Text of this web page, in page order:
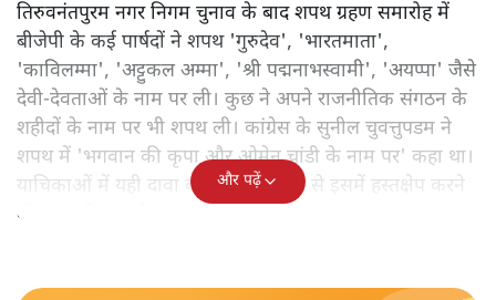
तिरुवनंतपुरम नगर निगम चुनाव के बाद शपथ ग्रहण समारोह में
बीजेपी के कई पार्षदों ने शपथ 'गुरुदेव', 'भारतमाता',
'काविलम्मा', 'अट्टुकल अम्मा', 'श्री पद्मनाभस्वामी', 'अयप्पा' जैसे
देवी-देवताओं के नाम पर ली। कुछ ने अपने राजनीतिक संगठन के
शहीदों के नाम पर भी शपथ ली। कांग्रेस के सुनील चुवत्तुपडम ने
शपथ में 'भगवान की कृपा और ओमेन चांडी के नाम पर' कहा था।
याचिकाओं में यही दावा करते हुए अदालत से इसमें हस्तक्षेप करने
की मांग की गई थी।
और पढ़ें